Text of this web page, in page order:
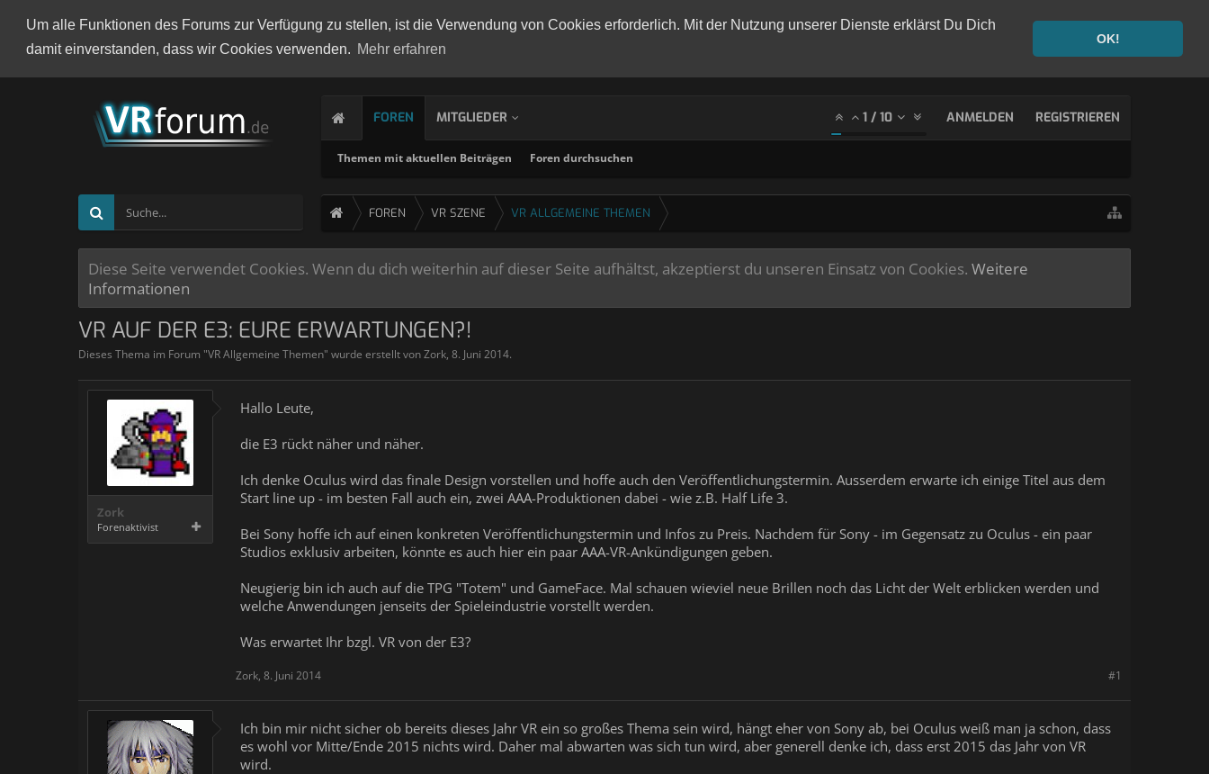
Um alle Funktionen des Forums zur Verfügung zu stellen, ist die Verwendung von Cookies erforderlich. Mit der Nutzung unserer Dienste erklärst Du Dich
damit einverstanden, dass wir Cookies verwenden. Mehr erfahren
OK!
FOREN
Themen mit aktuellen Beiträgen Foren durchsuchen
MITGLIEDER 1 / 10 ANMELDEN REGISTRIEREN
FOREN VR SZENE VR ALLGEMEINE THEMEN
Diese Seite verwendet Cookies. Wenn du dich weiterhin auf dieser Seite aufhältst, akzeptierst du unseren Einsatz von Cookies. Weitere
Informationen
VR AUF DER E3: EURE ERWARTUNGEN?!
Dieses Thema im Forum "VR Allgemeine Themen" wurde erstellt vonZork, 8. Juni 2014.
Zork
Forenaktivist
Hallo Leute,
die E3 rückt näher und näher.
Ich denke Oculus wird das finale Design vorstellen und hoffe auch den Veröffentlichungstermin. Ausserdem erwarte ich einige Titel aus dem
Start line up - im besten Fall auch ein, zwei AAA-Produktionen dabei - wie z.B. Half Life 3.
Bei Sony hoffe ich auf einen konkreten Veröffentlichungstermin und Infos zu Preis. Nachdem für Sony - im Gegensatz zu Oculus - ein paar
Studios exklusiv arbeiten, könnte es auch hier ein paar AAA-VR-Ankündigungen geben.
Neugierig bin ich auch auf die TPG "Totem" und GameFace. Mal schauen wieviel neue Brillen noch das Licht der Welt erblicken werden und
welche Anwendungen jenseits der Spieleindustrie vorstellt werden.
Was erwartet Ihr bzgl. VR von der E3?
#1
Zork, 8. Juni 2014
Ich bin mir nicht sicher ob bereits dieses Jahr VR ein so großes Thema sein wird, hängt eher von Sony ab, bei Oculus weiß man ja schon, dass
es wohl vor Mitte/Ende 2015 nichts wird. Daher mal abwarten was sich tun wird, aber generell denke ich, dass erst 2015 das Jahr von VR
wird.